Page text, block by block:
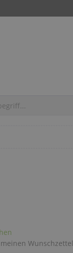
Wunschzettel